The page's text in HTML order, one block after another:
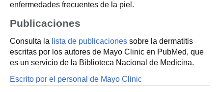
enfermedades frecuentes de la piel.
Publicaciones
Consulta la lista de publicaciones sobre la dermatitis
escritas por los autores de Mayo Clinic en PubMed, que
es un servicio de la Biblioteca Nacional de Medicina.
Escrito por el personal de Mayo Clinic